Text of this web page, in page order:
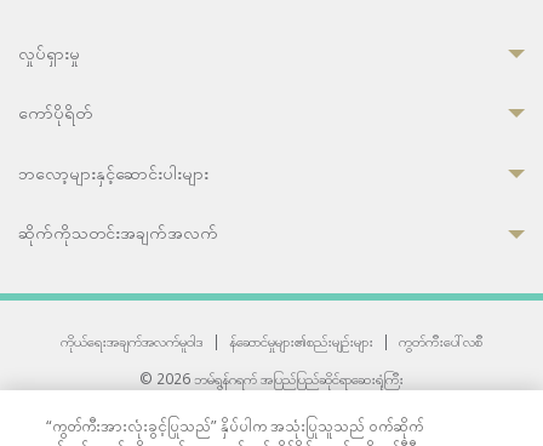
လှုပ်ရှားမှု
ကော်ပိုရိတ်
ဘလော့များနှင့်ဆောင်းပါးများ
ဆိုက်ကိုသတင်းအချက်အလက်
ကိုယ်ရေးအချက်အလက်မူဝါဒ | န်ဆောင်မှုများ၏စည်းမျဉ်းများ |
ကွတ်ကီးပေါ်လစီ
© 2026 ဘမ်ရွန်ဂရက် အပြည်ပြည်ဆိုင်ရာဆေးရုံကြီး
“ကွတ်ကီးအားလုံးခွင့်ပြုသည်” နှိပ်ပါက အသုံးပြုသူသည် ဝက်ဆိုက်